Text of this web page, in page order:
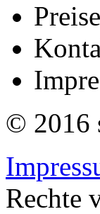
© 2016
Rechte